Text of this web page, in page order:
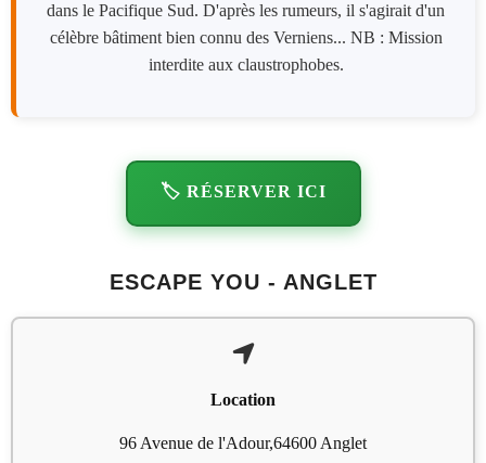
dans le Pacifique Sud. D'après les rumeurs, il s'agirait d'un
célèbre bâtiment bien connu des Verniens... NB : Mission
interdite aux claustrophobes.
🏷️ RÉSERVER ICI
ESCAPE YOU - ANGLET
Location
96 Avenue de l'Adour,64600 Anglet